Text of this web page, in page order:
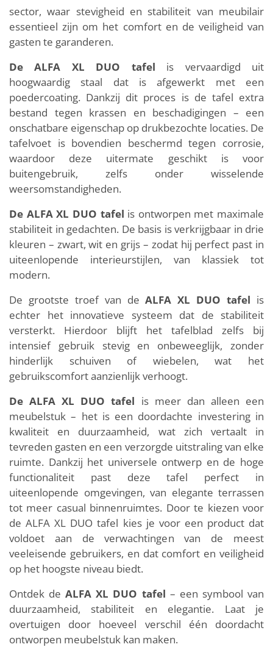
sector, waar stevigheid en stabiliteit van meubilair
essentieel zijn om het comfort en de veiligheid van
gasten te garanderen.
De ALFA XL DUO tafel is vervaardigd uit
hoogwaardig staal dat is afgewerkt met een
poedercoating. Dankzij dit proces is de tafel extra
bestand tegen krassen en beschadigingen – een
onschatbare eigenschap op drukbezochte locaties. De
tafelvoet is bovendien beschermd tegen corrosie,
waardoor deze uitermate geschikt is voor
buitengebruik, zelfs onder wisselende
weersomstandigheden.
De ALFA XL DUO tafel is ontworpen met maximale
stabiliteit in gedachten. De basis is verkrijgbaar in drie
kleuren – zwart, wit en grijs – zodat hij perfect past in
uiteenlopende interieurstijlen, van klassiek tot
modern.
De grootste troef van deALFA XL DUO tafel is
echter het innovatieve systeem dat de stabiliteit
versterkt. Hierdoor blijft het tafelblad zelfs bij
intensief gebruik stevig en onbeweeglijk, zonder
hinderlijk schuiven of wiebelen, wat het
gebruikscomfort aanzienlijk verhoogt.
De ALFA XL DUO tafel is meer dan alleen een
meubelstuk – het is een doordachte investering in
kwaliteit en duurzaamheid, wat zich vertaalt in
tevreden gasten en een verzorgde uitstraling van elke
ruimte. Dankzij het universele ontwerp en de hoge
functionaliteit past deze tafel perfect in
uiteenlopende omgevingen, van elegante terrassen
tot meer casual binnenruimtes. Door te kiezen voor
de ALFA XL DUO tafel kies je voor een product dat
voldoet aan de verwachtingen van de meest
veeleisende gebruikers, en dat comfort en veiligheid
op het hoogste niveau biedt.
Ontdek deALFA XL DUO tafel – een symbool van
duurzaamheid, stabiliteit en elegantie. Laat je
overtuigen door hoeveel verschil één doordacht
ontworpen meubelstuk kan maken.